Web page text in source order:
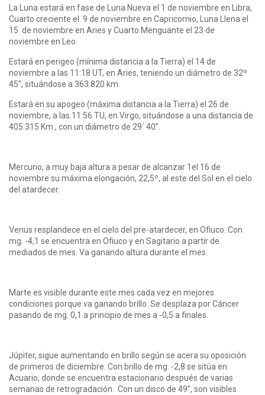
La Luna estará en fase de Luna Nueva el 1 de noviembre en Libra,
Cuarto creciente el 9 de noviembre en Capricornio, Luna Llena el
15 de noviembre en Aries y Cuarto Menguante el 23 de
noviembre en Leo.
Estará en perigeo (mínima distancia a la Tierra) el 14 de
noviembre a las 11:18 UT, en Aries, teniendo un diámetro de 32º
45”, situándose a 363.820 km.
Estará en su apogeo (máxima distancia a la Tierra) el 26 de
noviembre, a las 11:56 TU, en Virgo, situándose a una distancia de
405.315 Km., con un diámetro de 29´ 40”.
Mercurio, a muy baja altura a pesar de alcanzar 1el 16 de
noviembre su máxima elongación, 22,5º, al este del Sol en el cielo
del atardecer.
Venus resplandece en el cielo del pre-atardecer, en Ofiuco. Con
mg. -4,1 se encuentra en Ofiuco y en Sagitario a partir de
mediados de mes. Va ganando altura durante el mes.
Marte es visible durante este mes cada vez en mejores
condiciones porque va ganando brillo. Se desplaza por Cáncer
pasando de mg. 0,1 a principio de mes a -0,5 a finales.
Júpiter, sigue aumentando en brillo según se acera su oposición
de primeros de diciembre. Con brillo de mg. -2,8 se sitúa en
Acuario, donde se encuentra estacionario después de varias
semanas de retrogradación. Con un disco de 49”, son visibles